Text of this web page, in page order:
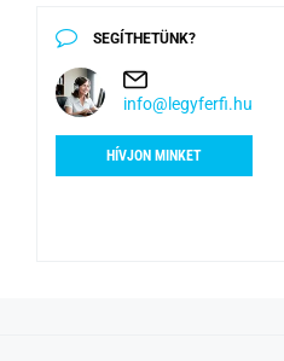
SEGÍTHETÜNK?
info@legyferfi.hu
HÍVJON MINKET